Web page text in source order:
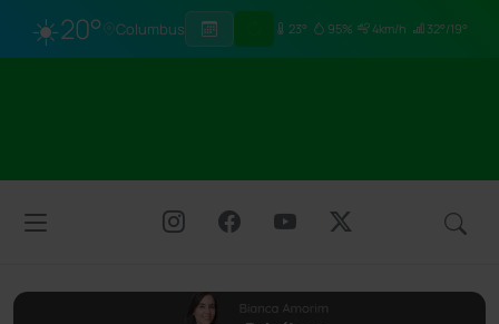
☀️20° Columbus 23° 95% 4km/h 32°/19°